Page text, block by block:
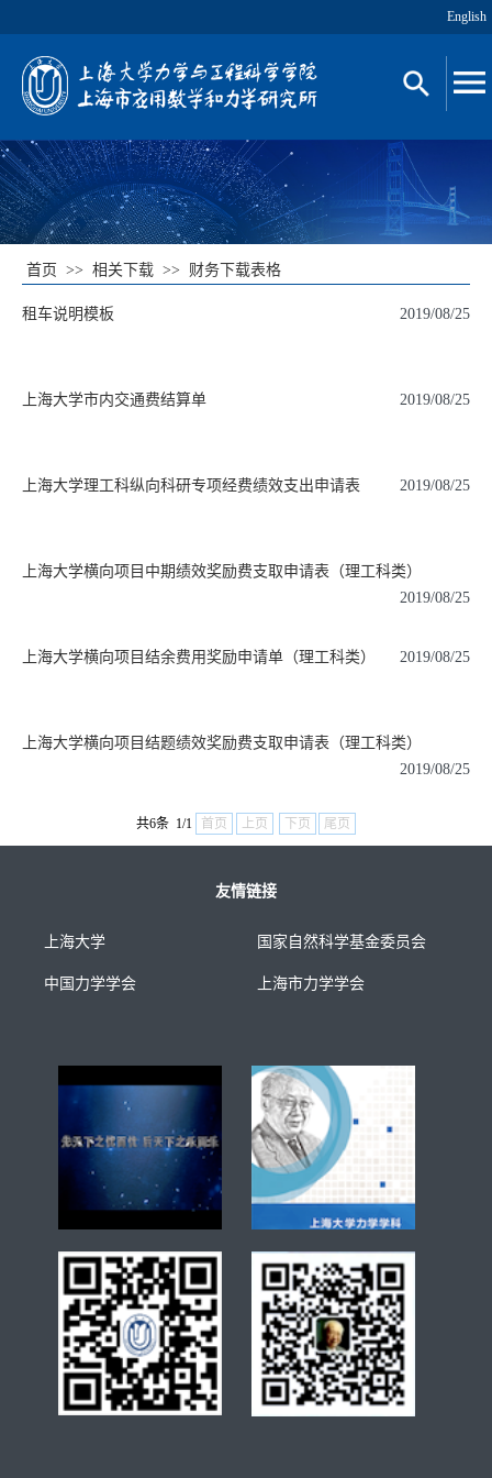
English
首页 >> 相关下载 >> 财务下载表格
租车说明模板 2019/08/25
上海大学市内交通费结算单 2019/08/25
上海大学理工科纵向科研专项经费绩效支出申请表 2019/08/25
上海大学横向项目中期绩效奖励费支取申请表（理工科类）
2019/08/25
上海大学横向项目结余费用奖励申请单（理工科类） 2019/08/25
上海大学横向项目结题绩效奖励费支取申请表（理工科类）
2019/08/25
共6条 1/1 首页 上页 下页 尾页
友情链接
上海大学 国家自然科学基金委员会
中国力学学会 上海市力学学会